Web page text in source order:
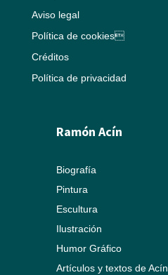
Aviso legal
Política de cookies
Créditos
Política de privacidad
Ramón Acín
Biografía
Pintura
Escultura
Ilustración
Humor Gráfico
Artículos y textos de Acín